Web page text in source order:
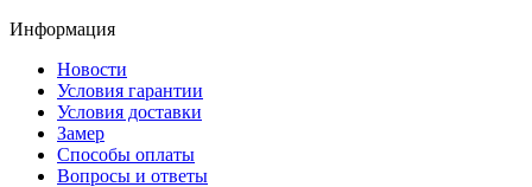
Информация
Новости
Условия гарантии
Условия доставки
Замер
Способы оплаты
Вопросы и ответы